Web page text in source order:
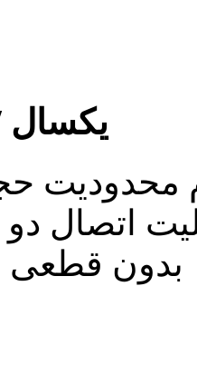
یکسال
محدودیت
اتصال
بدون